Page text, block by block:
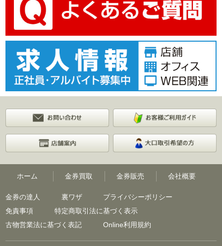
ホーム 金券買取 金券販売 会社概要
金券の達人 裏ワザ
プライバシーポリシー
免責事項
特定商取引法に基づく表示
古物営業法に基づく表記
Online利用規約